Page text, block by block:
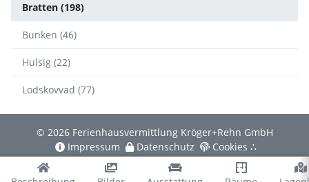
Bratten (198)
Bunken (46)
Hulsig (22)
Lodskovvad (77)
© 2026 Ferienhausvermittlung Kröger+Rehn GmbH
Impressum
Datenschutz Cookies ∴